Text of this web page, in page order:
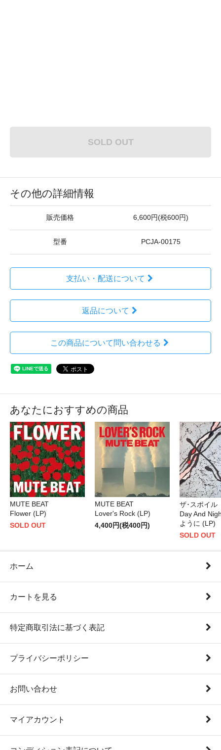
SOLD OUT
その他の詳細情報
販売価格 6,600円(税600円)
型番 PCJA-00175
支払い・配送について
返品について
この商品について問い合わせる
あなたにおすすめの商品
MUTE BEAT
Flower (LP)
SOLD OUT
MUTE BEAT
Lover's Rock (LP)
4,400円(税400円)
ザ･スポイル
Day And
ように (LP)
SOLD OUT
ホーム
カートを見る
特定商取引法に基づく表記
プライバシーポリシー
お問い合わせ
マイアカウント